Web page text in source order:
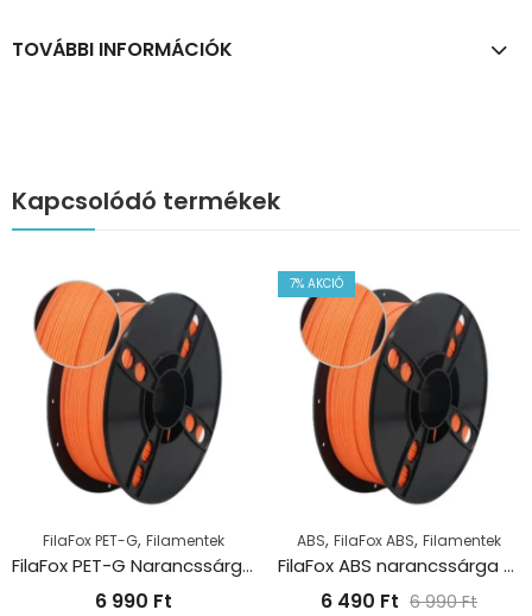
TOVÁBBI INFORMÁCIÓK
Kapcsolódó termékek
FilaFox PET-G, Filamentek
FilaFox PET-G Narancssárga (1000g / 1,75mm)
6 990 Ft
7% AKCIÓ
ABS, FilaFox ABS, Filamentek
FilaFox ABS narancssárga (1000g / 1,75mm)
6 490 Ft 6 990Ft